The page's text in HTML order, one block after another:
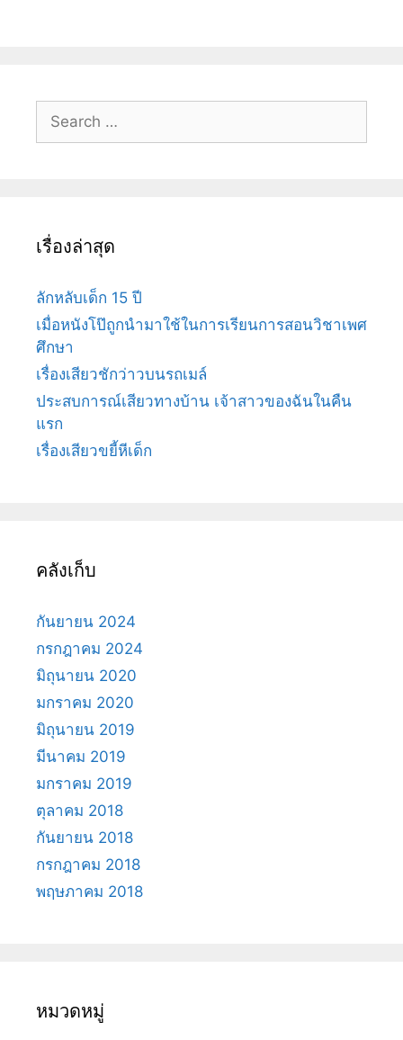
Search
for:
เรื่องล่าสุด
ลักหลับเด็ก 15 ปี
เมื่อหนังโป๊ถูกนำมาใช้ในการเรียนการสอนวิชาเพศ
ศึกษา
เรื่องเสียวชักว่าวบนรถเมล์
ประสบการณ์เสียวทางบ้าน เจ้าสาวของฉันในคืน
แรก
เรื่องเสียวขยี้หีเด็ก
คลังเก็บ
กันยายน 2024
กรกฎาคม 2024
มิถุนายน 2020
มกราคม 2020
มิถุนายน 2019
มีนาคม 2019
มกราคม 2019
ตุลาคม 2018
กันยายน 2018
กรกฎาคม 2018
พฤษภาคม 2018
หมวดหมู่